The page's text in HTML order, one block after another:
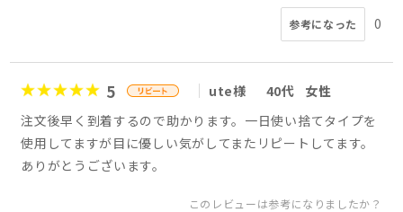
参考になった 0
5 ute様 40代
女性
注文後早く到着するので助かります。一日使い捨てタイプを
使用してますが目に優しい気がしてまたリピートしてます。
ありがとうございます。
このレビューは参考になりましたか？